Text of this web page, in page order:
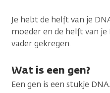
Je hebt de helft van je
moeder en de helft van je
vader gekregen.
Wat is een gen?
Een gen is een stukje